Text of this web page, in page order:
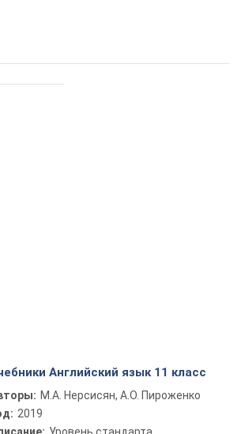
Английский язык 11 класс
М.А. Нерсисян, А.О. Пироженко
2019